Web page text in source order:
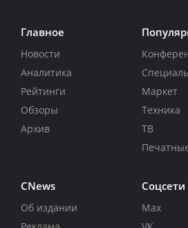
Главное
Новости
Аналитика
Рейтинги
Обзоры
Архив
Маркет
Техника
ТВ
CNews
Об издании
Соцсети
Max